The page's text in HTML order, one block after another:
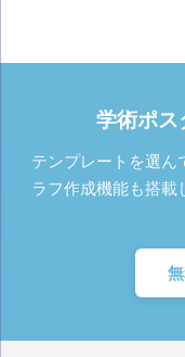
学術ポス
テンプレートを選ん
ラフ作成機能も搭載